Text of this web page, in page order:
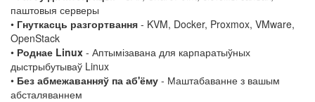
паштовыя серверы
• Гнуткасць разгортвання - KVM, Docker, Proxmox, VMware,
OpenStack
• Роднае Linux - Аптымізавана для карпаратыўных
дыстрыбутываў Linux
• Без абмежаванняў па аб'ёму - Маштабаванне з вашым
абсталяваннем